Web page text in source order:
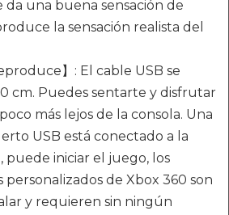
da una buena sensación de
la sensación realista del
】: El cable USB se
cm. Puedes sentarte y disfrutar
más lejos de la consola. Una
USB está conectado a la
puede iniciar el juego, los
de Xbox 360 son
y requieren sin ningún